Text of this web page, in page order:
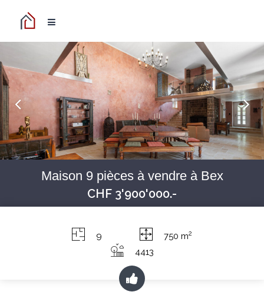
Maison 9 pièces à vendre à Bex
CHF 3'900'000.-
9 750 m2
4413